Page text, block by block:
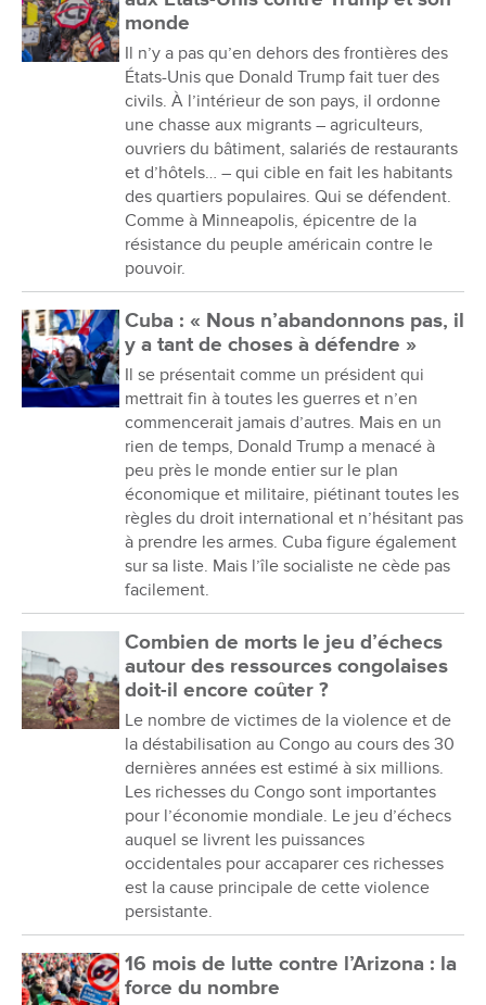
monde
Il n’y a pas qu’en dehors des frontières des
États-Unis que Donald Trump fait tuer des
civils. À l’intérieur de son pays, il ordonne
une chasse aux migrants – agriculteurs,
ouvriers du bâtiment, salariés de restaurants
et d’hôtels… – qui cible en fait les habitants
des quartiers populaires. Qui se défendent.
Comme à Minneapolis, épicentre de la
résistance du peuple américain contre le
pouvoir.
Cuba : « Nous n’abandonnons pas, il
y a tant de choses à défendre »
Il se présentait comme un président qui
mettrait fin à toutes les guerres et n’en
commencerait jamais d’autres. Mais en un
rien de temps, Donald Trump a menacé à
peu près le monde entier sur le plan
économique et militaire, piétinant toutes les
règles du droit international et n’hésitant pas
à prendre les armes. Cuba figure également
sur sa liste. Mais l’île socialiste ne cède pas
facilement.
Combien de morts le jeu d’échecs
autour des ressources congolaises
doit-il encore coûter ?
Le nombre de victimes de la violence et de
la déstabilisation au Congo au cours des 30
dernières années est estimé à six millions.
Les richesses du Congo sont importantes
pour l’économie mondiale. Le jeu d’échecs
auquel se livrent les puissances
occidentales pour accaparer ces richesses
est la cause principale de cette violence
persistante.
16 mois de lutte contre l’Arizona : la
force du nombre